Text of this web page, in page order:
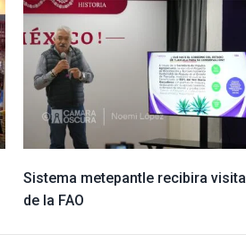
Sistema metepantle recibira visita
de la FAO